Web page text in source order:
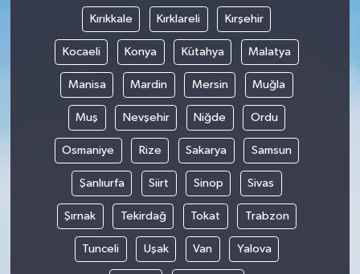
Kırıkkale Kırklareli Kırşehir
Kocaeli Konya Kütahya Malatya
Manisa Mardin Mersin Muğla
Muş Nevşehir Niğde Ordu
Osmaniye Rize Sakarya Samsun
Şanlıurfa Siirt Sinop Sivas
Şırnak Tekirdağ Tokat Trabzon
Tunceli Uşak Van Yalova